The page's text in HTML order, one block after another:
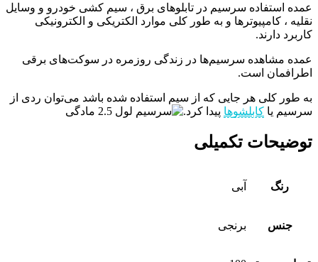
عمده استفاده سرسیم در تابلوهای برق ، سیم کشی خودرو و وسایل
نقلیه ، کامپیوترها و به طور کلی موارد الکتریکی و الکترونیکی
کاربرد دارند.
عمده مشاهده سرسیم‌ها در زندگی روزمره در سوکت‌های برقی
اطرافمان است.
به طور کلی هر جایی که از سیم استفاده شده باشد می‌توان ردی از
سرسیم یا کابلشوها پیدا کرد.
توضیحات تکمیلی
رنگ آبی
جنس برنجی